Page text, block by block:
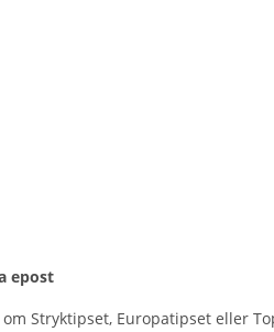
epost
Stryktipset, Europatipset eller